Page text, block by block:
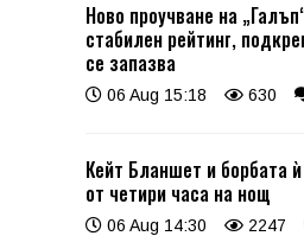
Ново проучване на
стабилен рейтинг,
се запазва
06 Aug 15:18 630
Кейт Бланшет и борбата
от четири часа на нощ
06 Aug 14:30 2247